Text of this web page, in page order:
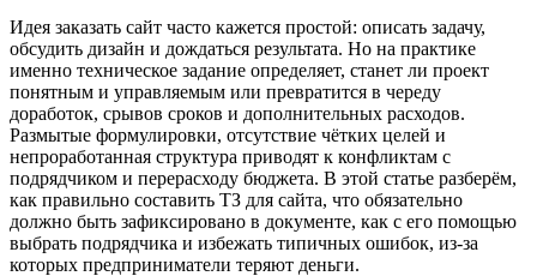
Идея заказать сайт часто кажется простой: описать задачу,
обсудить дизайн и дождаться результата. Но на практике
именно техническое задание определяет, станет ли проект
понятным и управляемым или превратится в череду
доработок, срывов сроков и дополнительных расходов.
Размытые формулировки, отсутствие чётких целей и
непроработанная структура приводят к конфликтам с
подрядчиком и перерасходу бюджета. В этой статье разберём,
как правильно составить ТЗ для сайта, что обязательно
должно быть зафиксировано в документе, как с его помощью
выбрать подрядчика и избежать типичных ошибок, из-за
которых предприниматели теряют деньги.